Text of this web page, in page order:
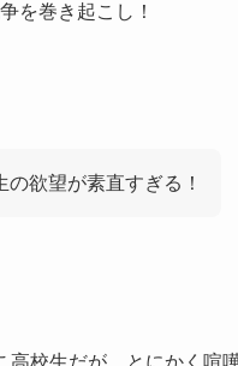
を巻き起こし！
欲望が素直すぎる！